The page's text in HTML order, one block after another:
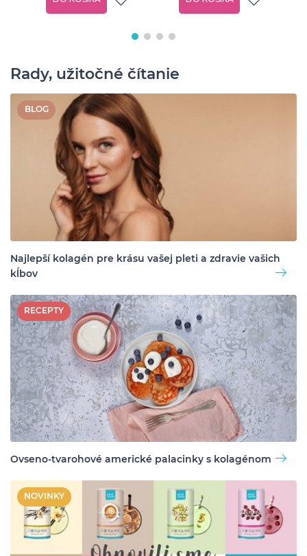
Rady, užitočné čítanie
BLOG
Najlepší kolagén pre krásu vašej pleti a zdravie vašich
kĺbov
RECEPTY
Ovseno-tvarohové americké palacinky s kolagénom
NOVINKY